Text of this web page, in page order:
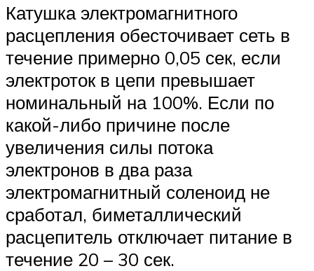
Катушка электромагнитного
расцепления обесточивает сеть в
течение примерно 0,05 сек, если
электроток в цепи превышает
номинальный на 100%. Если по
какой-либо причине после
увеличения силы потока
электронов в два раза
электромагнитный соленоид не
сработал, биметаллический
расцепитель отключает питание в
течение 20 – 30 сек.